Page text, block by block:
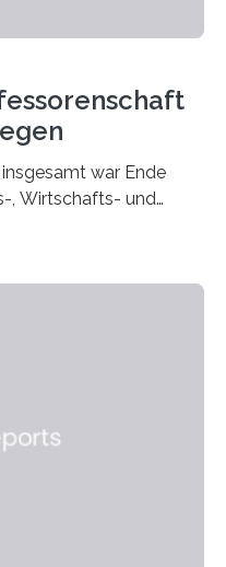
war Ende
, Wirtschafts- und